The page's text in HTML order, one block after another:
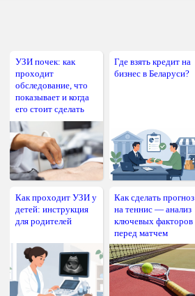
УЗИ почек: как
проходит
обследование, что
показывает и когда
его стоит сделать
Где взять кредит на
бизнес в Беларуси?
Как проходит УЗИ у
детей: инструкция
для родителей
Как сделать прогноз
на теннис — анализ
ключевых факторов
перед матчем